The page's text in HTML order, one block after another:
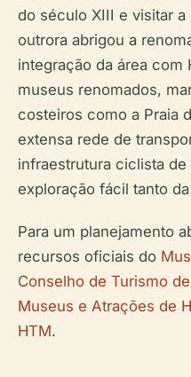
do século XIII e visitar
outrora abrigou a
integração da área com
museus renomados,
costeiros como a Praia
extensa rede de
infraestrutura ciclista
exploração fácil tanto
Para um planejamento
recursos oficiais do
Conselho de Turismo
Museus e Atrações de
HTM.